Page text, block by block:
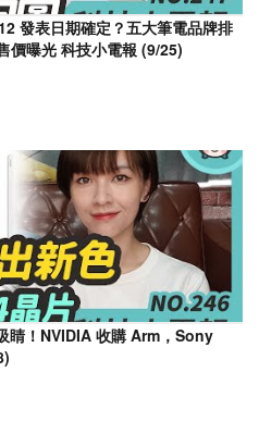
發表日期確定？五大筆電品牌排
曝光 科技小電報 (9/25)
！NVIDIA 收購 Arm，Sony